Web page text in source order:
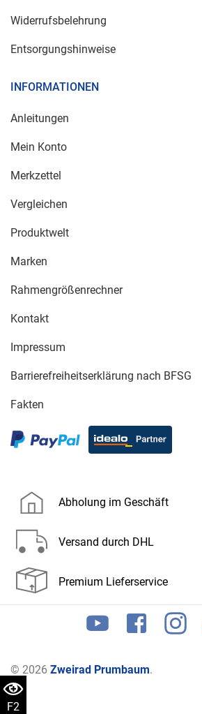
F2
Widerrufsbelehrung
Entsorgungshinweise
INFORMATIONEN
Anleitungen
Mein Konto
Merkzettel
Vergleichen
Produktwelt
Marken
Rahmengrößenrechner
Kontakt
Impressum
Barrierefreiheitserklärung nach BFSG
Fakten
Abholung im Geschäft
Versand durch DHL
Premium Lieferservice
© 2026 Zweirad Prumbaum.